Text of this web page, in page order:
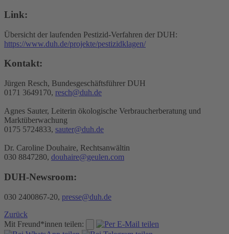
Link:
Übersicht der laufenden Pestizid-Verfahren der DUH:
https://www.duh.de/projekte/pestizidklagen/
Kontakt:
Jürgen Resch, Bundesgeschäftsführer DUH
0171 3649170, resch@duh.de
Agnes Sauter, Leiterin ökologische Verbraucherberatung und
Marktüberwachung
0175 5724833, sauter@duh.de
Dr. Caroline Douhaire, Rechtsanwältin
030 8847280, douhaire@geulen.com
DUH-Newsroom:
030 2400867-20, presse@duh.de
Zurück
Mit Freund*innen teilen: